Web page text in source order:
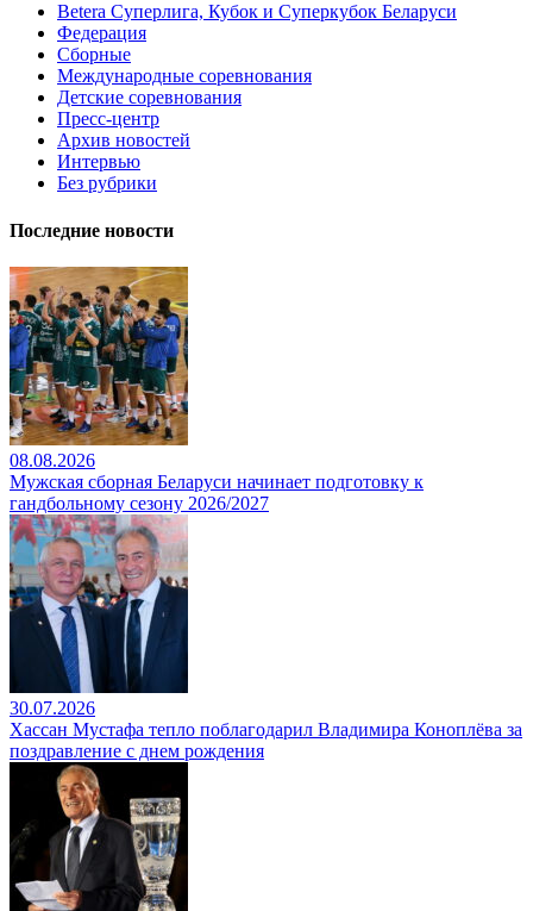
Betera Суперлига, Кубок и Суперкубок Беларуси
Федерация
Сборные
Международные соревнования
Детские соревнования
Пресс-центр
Архив новостей
Интервью
Без рубрики
Последние новости
08.08.2026
Мужская сборная Беларуси начинает подготовку к
гандбольному сезону 2026/2027
30.07.2026
Хассан Мустафа тепло поблагодарил Владимира Коноплёва за
поздравление с днем рождения